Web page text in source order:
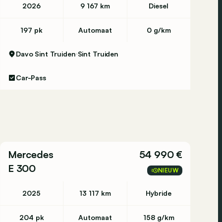
2026 9 167 km Diesel
197 pk Automaat 0 g/km
Davo Sint Truiden Sint Truiden
Car-Pass
Mercedes
E 300
54 990 €
NIEUW
2025 13 117 km Hybride
204 pk Automaat 158 g/km